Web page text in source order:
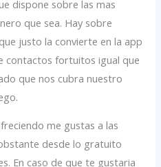
dispone sobre las mas
que sea. Hay sobre
justo la convierte en la app
contactos fortuitos igual que
que nos cubra nuestro
me gustas a las
desde lo gratuito
En caso de que te gustaria